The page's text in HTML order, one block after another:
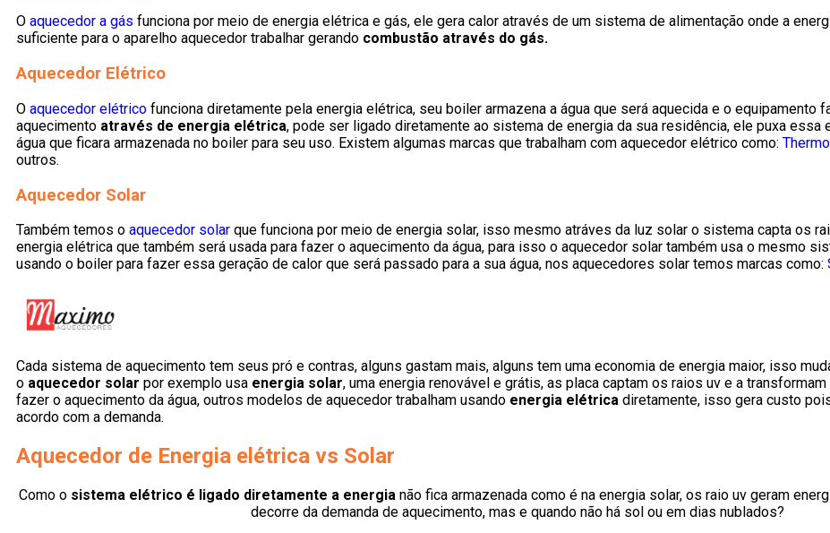
O aquecedor a gás funciona por meio de energia elétrica e gás, ele gera calor através de um sistema de alimentação onde a
suficiente para o aparelho aquecedor trabalhar gerando combustão através do gás.
Aquecedor Elétrico
O aquecedor elétrico funciona diretamente pela energia elétrica, seu boiler armazena a água que será aquecida e o equipamento
aquecimento através de energia elétrica, pode ser ligado diretamente ao sistema de energia da sua residência, ele puxa essa
água que ficara armazenada no boiler para seu uso. Existem algumas marcas que trabalham com aquecedor elétrico como:
outros.
Aquecedor Solar
Também temos o aquecedor solar que funciona por meio de energia solar, isso mesmo atráves da luz solar o sistema capta os
energia elétrica que também será usada para fazer o aquecimento da água, para isso o aquecedor solar também usa o mesmo
usando o boiler para fazer essa geração de calor que será passado para a sua água, nos aquecedores solar temos marcas como:
Cada sistema de aquecimento tem seus pró e contras, alguns gastam mais, alguns tem uma economia de energia maior, isso
o aquecedor solar por exemplo usa energia solar, uma energia renovável e grátis, as placa captam os raios uv e a
fazer o aquecimento da água, outros modelos de aquecedor trabalham usando energia elétrica diretamente, isso gera custo
acordo com a demanda.
Aquecedor de Energia elétrica vs Solar
Como o sistema elétrico é ligado diretamente a energianão fica armazenada como é na energia solar, os raio uv geram
decorre da demanda de aquecimento, mas e quando não há sol ou em dias nublados?